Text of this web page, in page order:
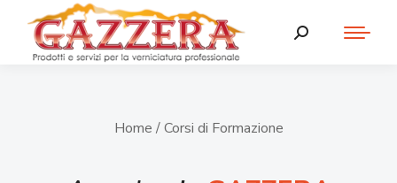
Home / Corsi di Formazione